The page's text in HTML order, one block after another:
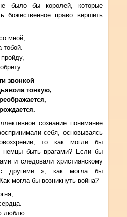
было бы королей, которые
божественное право вершить
мной,
звонкой
тонкую,
сознание понимание
себя, основываясь
то как могли бы
немцы быть врагами? Если бы
и следовали христианскому
с другими…», как могла бы
могла бы возникнуть война?
люблю